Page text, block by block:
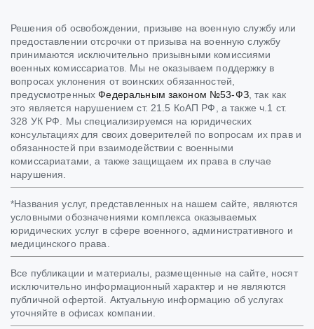
Решения об освобождении, призыве на военную службу или
предоставлении отсрочки от призыва на военную службу
принимаются исключительно призывными комиссиями
военных комиссариатов. Мы не оказываем поддержку в
вопросах уклонения от воинских обязанностей,
предусмотренныхФедеральным законом №53-ФЗ, так как
это является нарушением ст. 21.5 КоАП РФ, а также ч.1 ст.
328 УК РФ. Мы специализируемся на юридических
консультациях для своих доверителей по вопросам их прав и
обязанностей при взаимодействии с военными
комиссариатами, а также защищаем их права в случае
нарушения.
*Названия услуг, представленных на нашем сайте, являются
условными обозначениями комплекса оказываемых
юридических услуг в сфере военного, административного и
медицинского права.
Все публикации и материалы, размещенные на сайте, носят
исключительно информационный характер и не являются
публичной офертой. Актуальную информацию об услугах
уточняйте в офисах компании.